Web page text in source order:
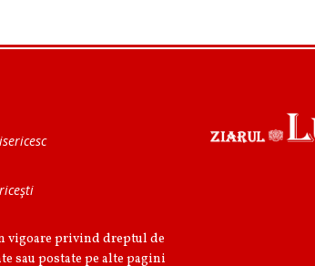
vigoare privind dreptul de
sau postate pe alte pagini